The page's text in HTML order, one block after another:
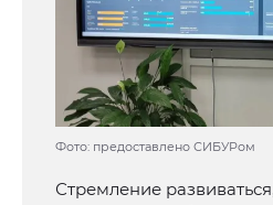
Фото: предоставлено СИБУРом
Стремление